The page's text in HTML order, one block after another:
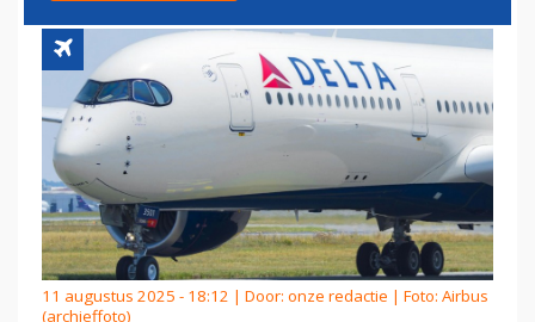
11 augustus 2025 - 18:12 | Door: onze redactie | Foto: Airbus
(archieffoto)